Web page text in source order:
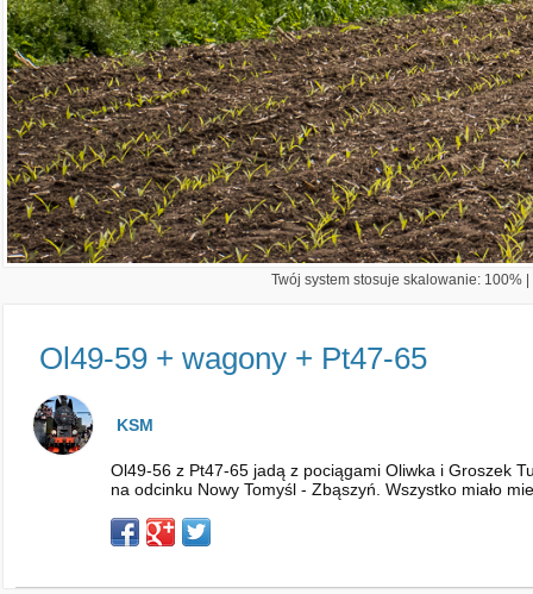
Twój system stosuje skalowanie: 100%
Ol49-59 + wagony + Pt47-65
KSM
Ol49-56 z Pt47-65 jadą z pociągami Oliwka i Groszek
na odcinku Nowy Tomyśl - Zbąszyń. Wszystko miało